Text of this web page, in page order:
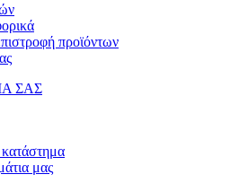
προϊόντων
ΣΑΣ
μας